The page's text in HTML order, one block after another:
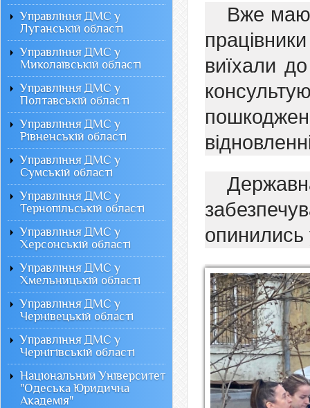
Вже
виїхали
опинились
Управління ДМС у
Луганській області
Управління ДМС у
Миколаївській області
Управління ДМС у
Полтавській області
Управління ДМС у
Рівненській області
Управління ДМС у
Сумській області
Управління ДМС у
Тернопільській області
Управління ДМС у
Херсонській області
Управління ДМС у
Хмельницькій області
Управління ДМС у
Чернівецькій області
Управління ДМС у
Чернігівській області
Національний Університет
"Одеська Юридична
Академія"